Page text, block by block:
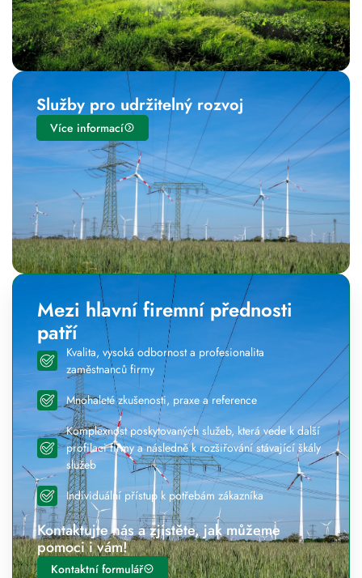
Služby pro udržitelný rozvoj
Více informací
Mezi hlavní firemní přednosti
patří
Kvalita, vysoká odbornost a profesionalita
zaměstnanců firmy
Mnohaleté zkušenosti, praxe a reference
Komplexnost poskytovaných služeb, která vede k další
profilaci firmy a následně k rozšiřování stávající škály
služeb
Individuální přístup k potřebám zákazníka
Kontaktujte nás a zjistěte, jak můžeme
pomoci i vám!
Kontaktní formulář